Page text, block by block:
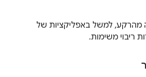
מהרקע, למשל באפליקציות של
ריבוי משימות.